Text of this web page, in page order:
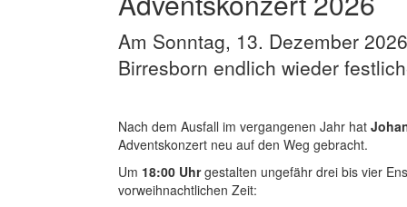
Am Sonntag, 13. Dezember
Birresborn endlich wieder
Nach dem Ausfall im vergangenen Jahr hat
Adventskonzert neu auf den Weg gebracht.
Um 18:00 Uhrgestalten ungefähr drei bis vier
vorweihnachtlichen Zeit: